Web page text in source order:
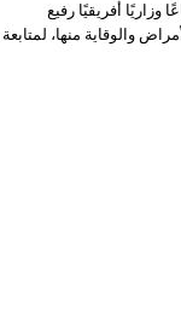
وزاريًا أفريقيًا رفيع
والوقاية منها، لمتابعة